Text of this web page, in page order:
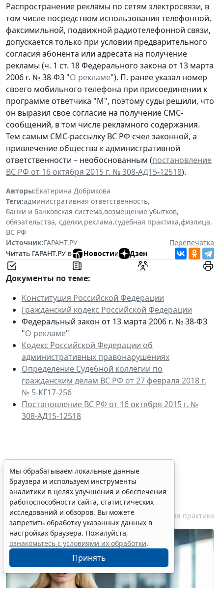
Распространение рекламы по сетям электросвязи, в
том числе посредством использования телефонной,
факсимильной, подвижной радиотелефонной связи,
допускается только при условии предварительного
согласия абонента или адресата на получение
рекламы (ч. 1 ст. 18 Федерального закона от 13 марта
2006 г. № 38-ФЗ "О рекламе"). П. ранее указал номер
своего мобильного телефона при присоединении к
программе ответчика "М", поэтому суды решили, что
он выразил свое согласие на получение СМС-
сообщений, в том числе рекламного содержания.
Тем самым СМС-рассылку ВС РФ счел законной, а
привлечение общества к административной
ответственности – необоснованным (постановление
ВС РФ от 16 октября 2015 г. № 308-АД15-12518).
Авторы:Екатерина Добрикова
Теги:административная ответственность,
банки и банковская система,возмещение убытков,
обязательства, сделки,реклама,судебная практика,физлица,
ВС РФ
Источник:ГАРАНТ.РУ
Перепечатка
Читать ГАРАНТ.РУ в
Новостии Дзен
Документы по теме:
Конституция Российской Федерации
Гражданский кодекс Российской Федерации
Федеральный закон от 13 марта 2006 г. № 38-ФЗ
"О рекламе"
Кодекс Российской Федерации об
административных правонарушениях
Определение Судебной коллегии по
гражданским делам ВС РФ от 27 февраля 2018 г.
№ 5-КГ17-256
Постановление ВС РФ от 16 октября 2015 г. №
308-АД15-12518
Персональные данные
медработника недопустимо
публиковать без его согласия
7 августа 2026 18:27 Судебная практика
Мы обрабатываем локальные данные
браузера и используем инструменты
аналитики в целях улучшения и обеспечения
работоспособности сайта, статистических
исследований и обзоров. Вы можете
запретить обработку указанных данных в
настройках браузера. Пожалуйста,
ознакомьтесь с условиями их обработки.
Принять